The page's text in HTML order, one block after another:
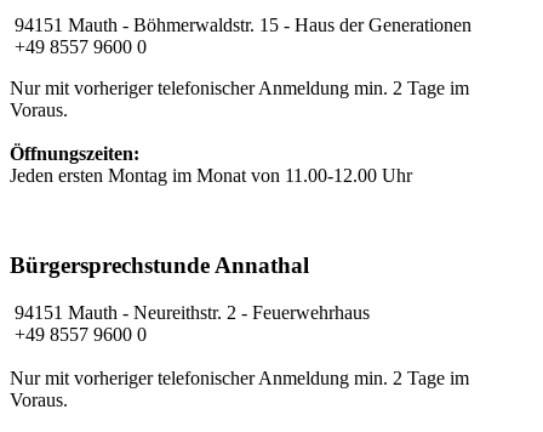
94151 Mauth - Böhmerwaldstr. 15 - Haus der Generationen
+49 8557 9600 0
Nur mit vorheriger telefonischer Anmeldung min. 2 Tage im
Voraus.
Öffnungszeiten:
Jeden ersten Montag im Monat von 11.00-12.00 Uhr
Bürgersprechstunde Annathal
94151 Mauth - Neureithstr. 2 - Feuerwehrhaus
+49 8557 9600 0
Nur mit vorheriger telefonischer Anmeldung min. 2 Tage im
Voraus.